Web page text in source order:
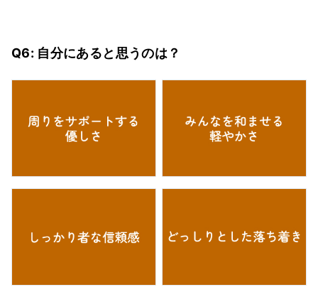
Q6: 自分にあると思うのは？